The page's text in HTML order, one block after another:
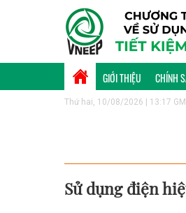
GIỚI THIỆU CHÍNH
Thứ hai, 10/08/2026 | 13:17
Sử dụng điện